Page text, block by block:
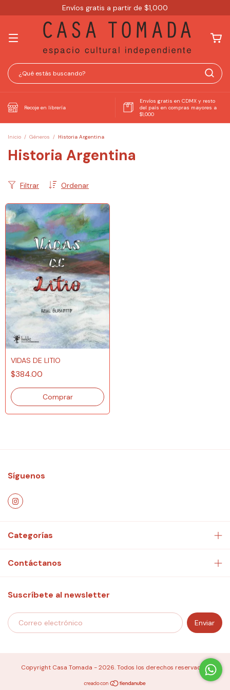
Envíos gratis a partir de $1,000
Recoje en librería
Envíos gratis en CDMX y resto
del país en compras mayores a
$1,000
Inicio / Géneros / Historia Argentina
Historia Argentina
Ordenar
Filtrar
VIDAS DE LITIO
$384.00
Síguenos
Categorías
Contáctanos
Suscríbete al newsletter
Copyright Casa Tomada - 2026. Todos los derechos reservados.